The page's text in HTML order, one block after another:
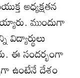
అధ్యక్షతన
ముందుగా
ఈ సందర్భంగా
ఉంటేనే దేశం